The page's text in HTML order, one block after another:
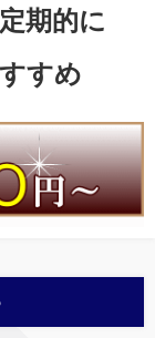
期的に
すめ